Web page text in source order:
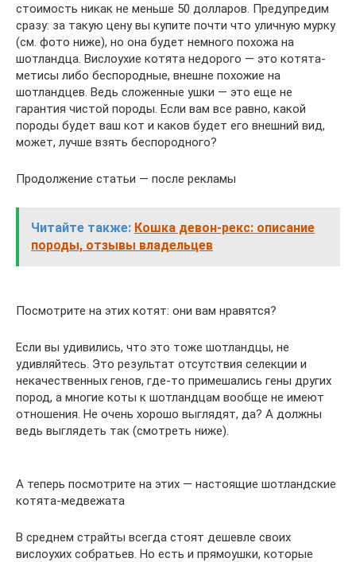
стоимость никак не меньше 50 долларов. Предупредим
сразу: за такую цену вы купите почти что уличную мурку
(см. фото ниже), но она будет немного похожа на
шотландца. Вислоухие котята недорого — это котята-
метисы либо беспородные, внешне похожие на
шотландцев. Ведь сложенные ушки — это еще не
гарантия чистой породы. Если вам все равно, какой
породы будет ваш кот и каков будет его внешний вид,
может, лучше взять беспородного?
Продолжение статьи — после рекламы
Читайте также: Кошка девон-рекс: описание
породы, отзывы владельцев
Посмотрите на этих котят: они вам нравятся?
Если вы удивились, что это тоже шотландцы, не
удивляйтесь. Это результат отсутствия селекции и
некачественных генов, где-то примешались гены других
пород, а многие коты к шотландцам вообще не имеют
отношения. Не очень хорошо выглядят, да? А должны
ведь выглядеть так (смотреть ниже).
А теперь посмотрите на этих — настоящие шотландские
котята-медвежата
В среднем страйты всегда стоят дешевле своих
вислоухих собратьев. Но есть и прямоушки, которые